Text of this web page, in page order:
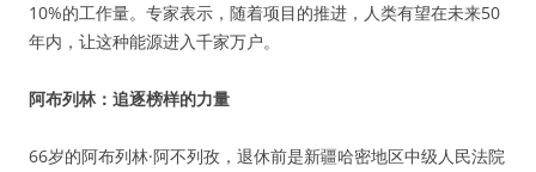
10%的工作量。专家表示，随着项目的推进，人类有望在未来50
年内，让这种能源进入千家万户。
阿布列林：追逐榜样的力量
66岁的阿布列林·阿不列孜，退休前是新疆哈密地区中级人民法院